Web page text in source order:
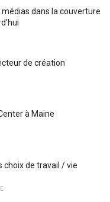
dans la couverture
de création
à Maine
choix de travail / vie